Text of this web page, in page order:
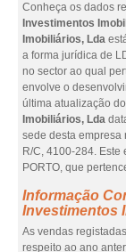
Conheça os dados
Investimentos
Imobiliários, Lda
a forma jurídica de
no sector ao qual
envolve o
última atualização
Imobiliários, Lda
sede desta empresa
R/C, 4100-284.
PORTO, que
Informação
Investimentos
As vendas
respeito ao ano